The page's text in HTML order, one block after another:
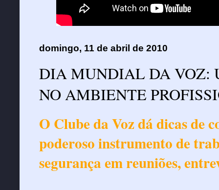
domingo, 11 de abril de 2010
DIA MUNDIAL DA VOZ:
NO AMBIENTE
O Clube da Voz dá dicas de
poderoso instrumento de
segurança em reuniões,